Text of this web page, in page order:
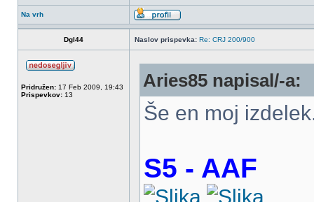
Na vrh
Dgl44 Naslov prispevka: Re: CRJ 200/900
Pridružen: 17 Feb 2009, 19:43
Prispevkov: 13
Aries85 napisal/-a:
Še en moj
S5 - AAF